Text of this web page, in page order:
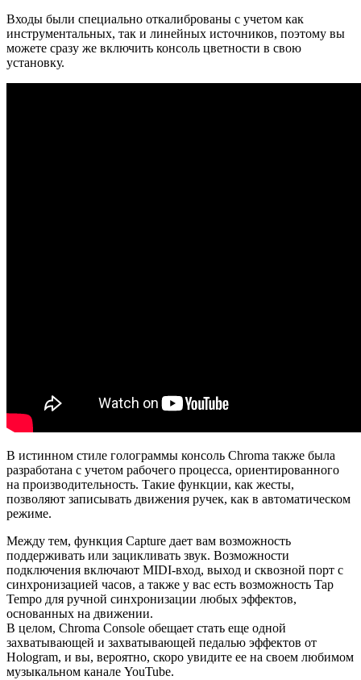
Входы были специально откалиброваны с учетом как
инструментальных, так и линейных источников, поэтому вы
можете сразу же включить консоль цветности в свою
установку.
В истинном стиле голограммы консоль Chroma также была
разработана с учетом рабочего процесса, ориентированного
на производительность. Такие функции, как жесты,
позволяют записывать движения ручек, как в автоматическом
режиме.
Между тем, функция Capture дает вам возможность
поддерживать или зацикливать звук. Возможности
подключения включают MIDI-вход, выход и сквозной порт с
синхронизацией часов, а также у вас есть возможность Tap
Tempo для ручной синхронизации любых эффектов,
основанных на движении.
В целом, Chroma Console обещает стать еще одной
захватывающей и захватывающей педалью эффектов от
Hologram, и вы, вероятно, скоро увидите ее на своем любимом
музыкальном канале YouTube.